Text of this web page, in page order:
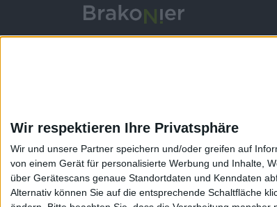
Wir respektieren Ihre Privatsphäre
Wir und unsere Partner speichern und/oder greifen auf
von einem Gerät für personalisierte Werbung und Inhalte,
über Gerätescans genaue Standortdaten und Kenndaten
Alternativ können Sie auf die entsprechende Schaltfläche